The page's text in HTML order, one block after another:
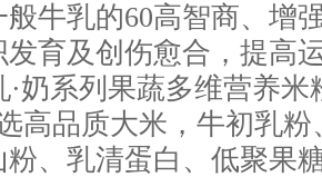
牛乳的60高智商、增
育及创伤愈合，提高
奶系列果蔬多维营养米
高品质大米，牛初乳
粉、乳清蛋白、低聚果